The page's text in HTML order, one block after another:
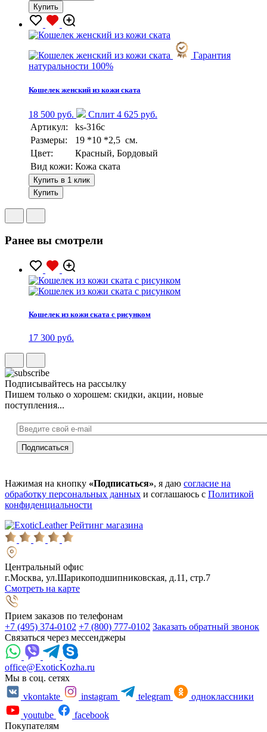
Купить
Гарантия
натуральности 100%
Кошелек женский из кожи ската
18 500 руб.
Сплит 4 625 руб.
Артикул:
ks-316c
Размеры:
19 *10 *2,5 см.
Цвет:
Красный, Бордовый
Вид кожи: Кожа ската
Купить в 1 клик
Купить
Ранее вы смотрели
Кошелек из кожи ската с рисунком
17 300 руб.
Подписывайтесь на рассылку
Пишем только о хорошем: скидки, акции, новые
поступления...
Нажимая на кнопку «Подписаться», я даю согласие на
обработку персональных данных и соглашаюсь с Политикой
конфиденциальности
Рейтинг магазина
Центральный офис
г.Москва, ул.Шарикоподшипниковская, д.11, стр.7
Смотреть на карте
Прием заказов по телефонам
+7 (495) 374-0102 +7 (800) 777-0102 Заказать обратный звонок
Связаться через мессенджеры
office@ExoticKozha.ru
Мы в соц. сетях
vkontakte
instagram telegram
одноклассники
youtube
facebook
Покупателям